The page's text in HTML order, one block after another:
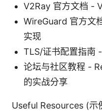
V2Ray 官方文档 -
WireGuard 官方文
实现
TLS/证书配置指南
论坛与社区教程 -
的实战分享
Useful Resources (示